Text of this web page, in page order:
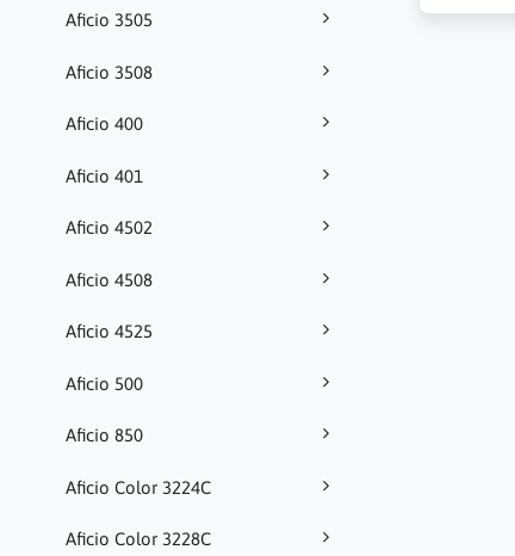
Aficio 3505
Aficio 3508
Aficio 400
Aficio 401
Aficio 4502
Aficio 4508
Aficio 4525
Aficio 500
Aficio 850
Aficio Color 3224C
Aficio Color 3228C